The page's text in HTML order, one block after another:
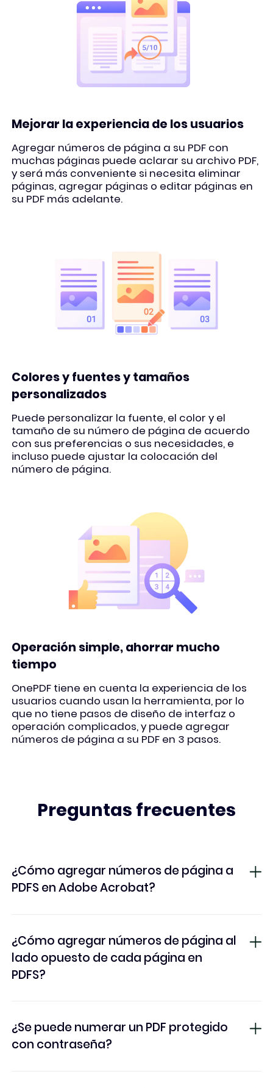
Mejorar la experiencia de los usuarios
Agregar números de página a su PDF con
muchas páginas puede aclarar su archivo PDF,
y será más conveniente si necesita eliminar
páginas, agregar páginas o editar páginas en
su PDF más adelante.
Colores y fuentes y tamaños
personalizados
Puede personalizar la fuente, el color y el
tamaño de su número de página de acuerdo
con sus preferencias o sus necesidades, e
incluso puede ajustar la colocación del
número de página.
Operación simple, ahorrar mucho
tiempo
OnePDF tiene en cuenta la experiencia de los
usuarios cuando usan la herramienta, por lo
que no tiene pasos de diseño de interfaz o
operación complicados, y puede agregar
números de página a su PDF en 3 pasos.
Preguntas frecuentes
¿Cómo agregar números de página a
PDFS en Adobe Acrobat?
¿Cómo agregar números de página al
lado opuesto de cada página en
PDFS?
¿Se puede numerar un PDF protegido
con contraseña?